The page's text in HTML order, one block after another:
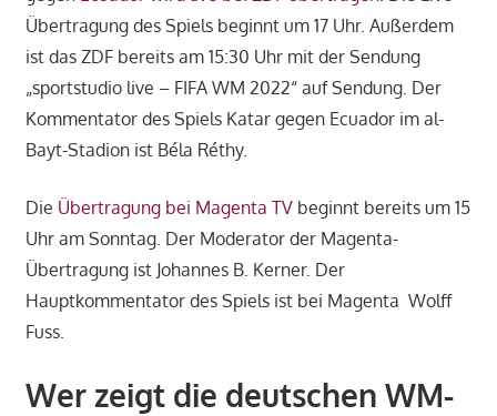
Übertragung des Spiels beginnt um 17 Uhr. Außerdem
ist das ZDF bereits am 15:30 Uhr mit der Sendung
„sportstudio live – FIFA WM 2022“ auf Sendung. Der
Kommentator des Spiels Katar gegen Ecuador im al-
Bayt-Stadion ist Béla Réthy.
Die Übertragung bei Magenta TVbeginnt bereits um 15
Uhr am Sonntag. Der Moderator der Magenta-
Übertragung ist Johannes B. Kerner. Der
Hauptkommentator des Spiels ist bei Magenta Wolff
Fuss.
Wer zeigt die deutschen WM-